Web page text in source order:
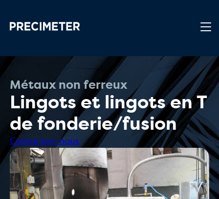
Métaux non ferreux
Lingots et lingots en T
de fonderie/fusion
Contactez-nous